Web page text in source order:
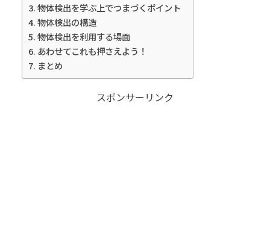
物体検出を学ぶ上でつまづくポイント
物体検出の構造
物体検出を利用する場面
あわせてこれも押さえよう！
まとめ
スポンサーリンク